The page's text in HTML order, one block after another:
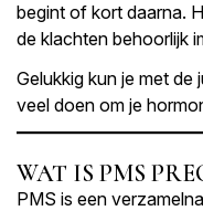
begint of kort daarna.
de klachten behoorlijk
Gelukkig kun je met de
veel doen om je
WAT IS PMS
PMS is een